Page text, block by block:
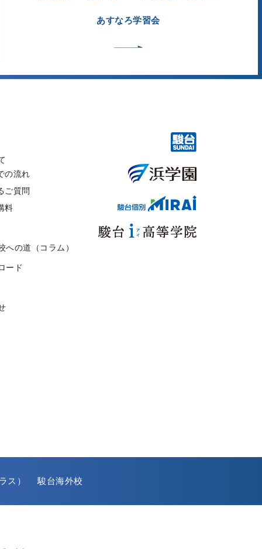
あすなろ学習会
の流れ
ご質問
料
への道（コラム）
ード
ス） 駿台海外校